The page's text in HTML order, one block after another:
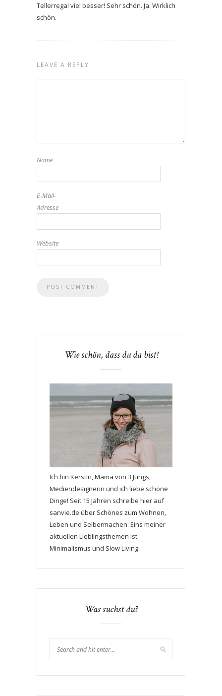
Tellerregal viel besser! Sehr schön. Ja. Wirklich
schön.
LEAVE A REPLY
Name
E-Mail-
Adresse
Website
Wie schön, dass du da bist!
Ich bin Kerstin, Mama von 3 Jungs,
Mediendesignerin und ich liebe schöne
Dinge! Seit 15 Jahren schreibe hier auf
sanvie.de über Schönes zum Wohnen,
Leben und Selbermachen. Eins meiner
aktuellen Lieblingsthemen ist
Minimalismus und Slow Living.
Was suchst du?